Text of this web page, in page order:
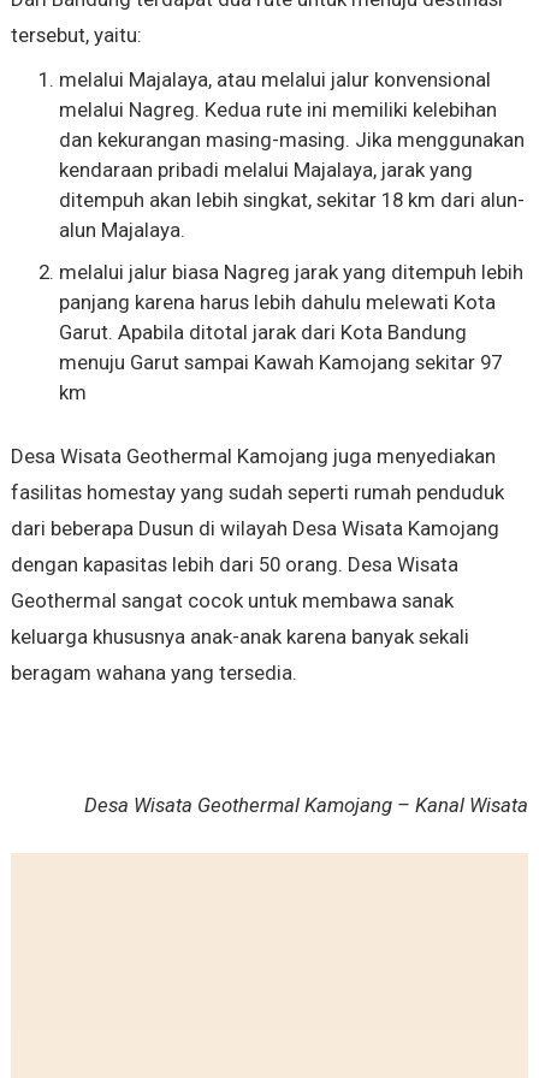
tersebut, yaitu:
melalui Majalaya, atau melalui jalur konvensional
melalui Nagreg. Kedua rute ini memiliki kelebihan
dan kekurangan masing-masing. Jika menggunakan
kendaraan pribadi melalui Majalaya, jarak yang
ditempuh akan lebih singkat, sekitar 18 km dari alun-
alun Majalaya.
melalui jalur biasa Nagreg jarak yang ditempuh lebih
panjang karena harus lebih dahulu melewati Kota
Garut. Apabila ditotal jarak dari Kota Bandung
menuju Garut sampai Kawah Kamojang sekitar 97
km
Desa Wisata Geothermal Kamojang juga menyediakan
fasilitas homestay yang sudah seperti rumah penduduk
dari beberapa Dusun di wilayah Desa Wisata Kamojang
dengan kapasitas lebih dari 50 orang. Desa Wisata
Geothermal sangat cocok untuk membawa sanak
keluarga khususnya anak-anak karena banyak sekali
beragam wahana yang tersedia.
Desa Wisata Geothermal Kamojang – Kanal Wisata